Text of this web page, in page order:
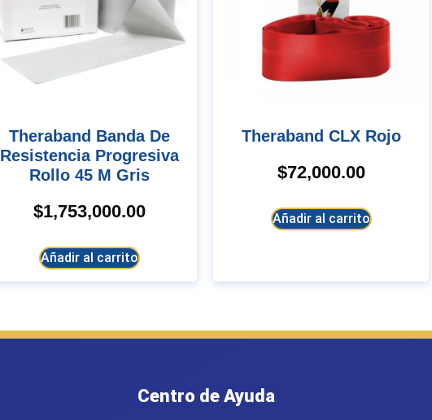
Theraband Banda De
Resistencia Progresiva
Rollo 45 M Gris
$1,753,000.00
Añadir al carrito
Theraband CLX Rojo
$72,000.00
Añadir al carrito
Centro de Ayuda